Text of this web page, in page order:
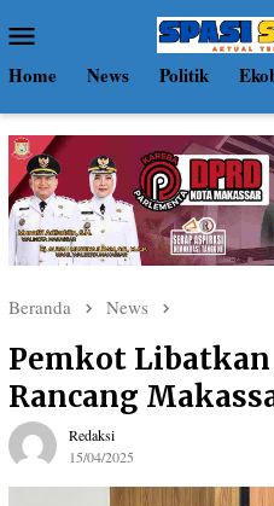
ke
kontenMobile
Home News Politik
Beranda News
Pemkot
Rancang
Redaksi
15/04/2025